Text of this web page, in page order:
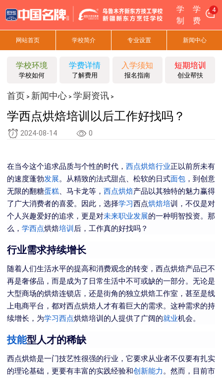
学
制
学
费
4
网站首页 学校简介 专业设置 新闻中心
学校环境
学校如何
学费详情
了解费用
入学须知
报名指南
短期培训
创业帮扶
首页 > 新闻中心> 学厨资讯>
学西点烘焙培训以后工作好找吗？
2024-08-14 0
在当今这个追求品质与个性的时代，西点烘焙行业正以前所未有
的速度蓬勃发展。从精致的法式甜点、松软的日式面包 ，到创意
无限的翻糖蛋糕、马卡龙等， 西点烘焙产品以其独特的魅力赢得
了广大消费者的喜爱。因此，选择学习西点烘焙培训，不仅是对
个人兴趣爱好的追求，更是对未来职业发展的一种明智投资。那
么， 学西点烘焙培训 后，工作真的好找吗？
行业需求持续增长
随着人们生活水平的提高和消费观念的转变，西点烘焙产品已不
再是奢侈品，而是成为了日常生活中不可或缺的一部分。无论是
大型商场的烘焙连锁店，还是街角的独立烘焙工作室，甚至是线
上电商平台，都对西点烘焙人才有着巨大的需求。这种需求的持
续增长，为学习西点烘焙培训的人提供了广阔的就业机会。
技能型人才的稀缺
西点烘焙是一门技艺性很强的行业，它要求从业者不仅要有扎实
的理论基础，更要有丰富的实践经验和创新能力。然而，目前市